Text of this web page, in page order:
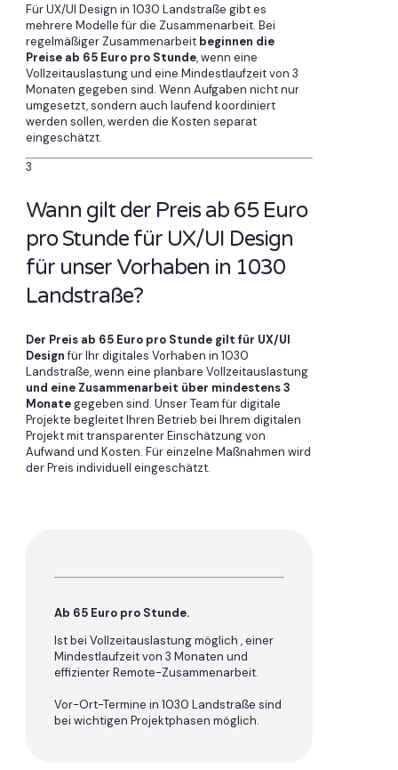
Für UX/UI Design in 1030 Landstraße gibt es
mehrere Modelle für die Zusammenarbeit. Bei
regelmäßiger Zusammenarbeit beginnen die
Preise ab 65 Euro pro Stunde, wenn eine
Vollzeitauslastung und eine Mindestlaufzeit von 3
Monaten gegeben sind. Wenn Aufgaben nicht nur
umgesetzt, sondern auch laufend koordiniert
werden sollen, werden die Kosten separat
eingeschätzt.
3
Wann gilt der Preis ab 65 Euro
pro Stunde für UX/UI Design
für unser Vorhaben in 1030
Landstraße?
Der Preis ab 65 Euro pro Stunde gilt für UX/UI
Designfür Ihr digitales Vorhaben in 1030
Landstraße, wenn eine planbare Vollzeitauslastung
und eine Zusammenarbeit über mindestens 3
Monategegeben sind. Unser Team für digitale
Projekte begleitet Ihren Betrieb bei Ihrem digitalen
Projekt mit transparenter Einschätzung von
Aufwand und Kosten. Für einzelne Maßnahmen wird
der Preis individuell eingeschätzt.
Ab 65 Euro pro Stunde.
Ist bei Vollzeitauslastung möglich , einer
Mindestlaufzeit von 3 Monaten und
effizienter Remote-Zusammenarbeit.
Vor-Ort-Termine in 1030 Landstraße sind
bei wichtigen Projektphasen möglich.